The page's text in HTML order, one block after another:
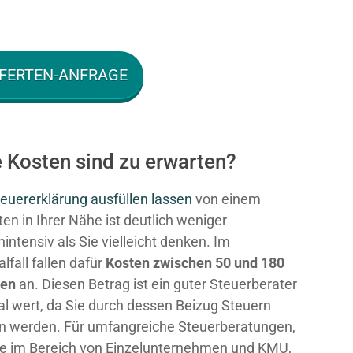
ANFRAGE
sind zu erwarten?
ausfüllen lassen von einem
in Ihrer Nähe ist deutlich weniger
als Sie vielleicht denken. Im
fallen dafür Kosten zwischen 50 und 180
an. Diesen Betrag ist ein guter Steuerberater
wert, da Sie durch dessen Beizug Steuern
werden. Für umfangreiche Steuerberatungen,
im Bereich von Einzelunternehmen und KMU,